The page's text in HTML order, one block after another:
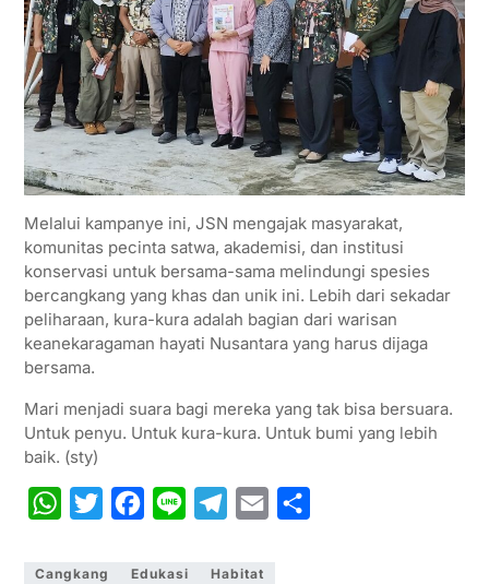
Melalui kampanye ini, JSN mengajak masyarakat,
komunitas pecinta satwa, akademisi, dan institusi
konservasi untuk bersama-sama melindungi spesies
bercangkang yang khas dan unik ini. Lebih dari sekadar
peliharaan, kura-kura adalah bagian dari warisan
keanekaragaman hayati Nusantara yang harus dijaga
bersama.
Mari menjadi suara bagi mereka yang tak bisa bersuara.
Untuk penyu. Untuk kura-kura. Untuk bumi yang lebih
baik. (sty)
W
a
i
c
n
l
Cangkang Edukasi Habitat